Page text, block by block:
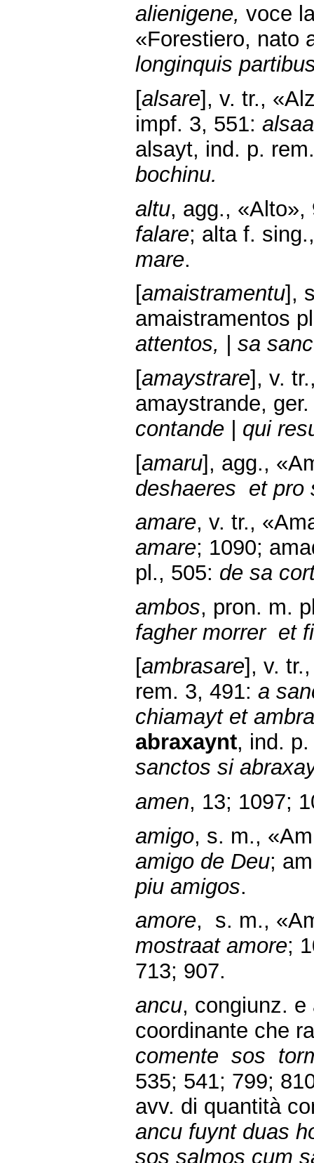
alienigene, voce
«Forestiero, nato
longinquis
[alsare], v. tr.,
impf. 3, 551:
alsayt, ind. p.
bochinu.
altu, agg.,
falare; alta f.
mare.
[amaistramentu],
amaistramentos
attentos, | sa
[amaystrare], v.
amaystrande,
contande | qui
[amaru], agg.,
deshaeres et pro
amare, v. tr.,
amare; 1090;
pl., 505: de sa
ambos, pron. m.
fagher morrer et
[ambrasare], v.
rem. 3, 491: a
chiamayt et
abraxaynt, ind.
sanctos si
amen, 13; 1097;
amigo, s. m.,
amigo de Deu;
piu amigos.
amore, s. m.,
mostraat amore;
713; 907.
ancu, congiunz. e
coordinante che
comente sos
535; 541; 799;
avv. di quantità
ancu fuynt duas
sos salmos cum